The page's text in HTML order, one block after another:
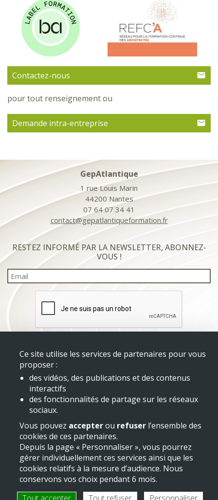
Contactez-nous
pour tout renseignement ou
Demande intra-entreprise
GepAtlantique
1 rue Louis Marin
44200 Nantes
07 64 07 34 41
contact@gepatlantiqueformation.fr
RESTEZ INFORMÉ PAR LA NEWSLETTER, ABONNEZ-
VOUS !
Mentions légales
Ce site utilise les services de partenaires pour vous
proposer :
des vidéos, des publications et des contenus
interactifs
des fonctionnalités de partage sur les réseaux
sociaux.
Vous pouvez accepterou refuser l’ensemble des
cookies de ces partenaires.
Depuis la page « Personnaliser », vous pourrez
gérer individuellement ces services ainsi que les
cookies relatifs à la mesure d’audience. Nous
conservons vos choix pendant 6 mois.
Tout accepter
Tout refuser Personnaliser